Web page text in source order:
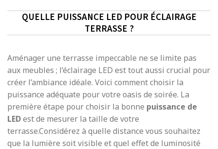
QUELLE PUISSANCE LED POUR ÉCLAIRAGE
TERRASSE ?
Aménager une terrasse impeccable ne se limite pas
aux meubles ; l’éclairage LED est tout aussi crucial pour
créer l’ambiance idéale. Voici comment choisir la
puissance adéquate pour votre oasis de soirée. La
première étape pour choisir la bonne puissance de
LEDest de mesurer la taille de votre
terrasse.Considérez à quelle distance vous souhaitez
que la lumière soit visible et quel effet de luminosité